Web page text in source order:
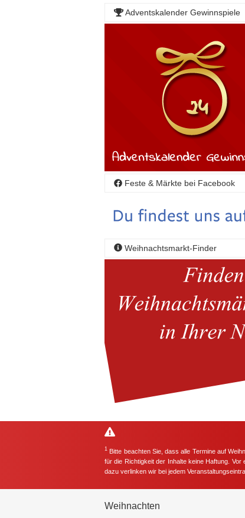
Adventskalender Gewinnspiele
Feste & Märkte bei Facebook
Weihnachtsmarkt-Finder
1 Bitte beachten Sie, dass alle Termine auf
für die Richtigkeit der Inhalte keine Haftung.
dazu verlinken wir bei jedem
Weihnachten